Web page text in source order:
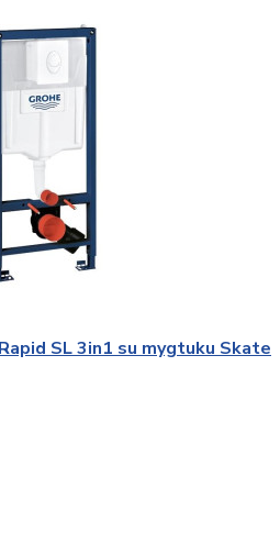
SL 3in1 su mygtuku Skate